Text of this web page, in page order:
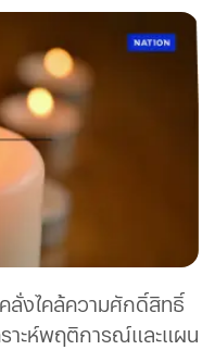
ลั่งไคล้ความศักดิ์สิทธิ์
ราะห์พฤติการณ์และแผน